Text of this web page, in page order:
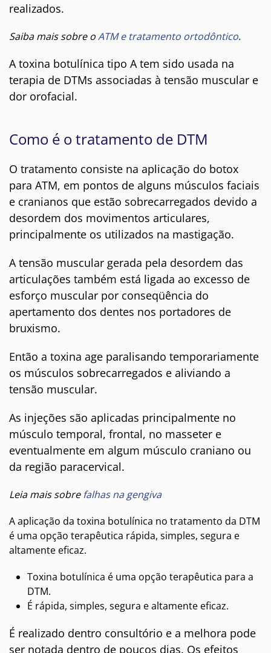
realizados.
Saiba mais sobre oATM e tratamento ortodôntico.
A toxina botulínica tipo A tem sido usada na
terapia de DTMs associadas à tensão muscular e
dor orofacial.
Como é o tratamento de DTM
O tratamento consiste na aplicação do botox
para ATM, em pontos de alguns músculos faciais
e cranianos que estão sobrecarregados devido a
desordem dos movimentos articulares,
principalmente os utilizados na mastigação.
A tensão muscular gerada pela desordem das
articulações também está ligada ao excesso de
esforço muscular por conseqüência do
apertamento dos dentes nos portadores de
bruxismo.
Então a toxina age paralisando temporariamente
os músculos sobrecarregados e aliviando a
tensão muscular.
As injeções são aplicadas principalmente no
músculo temporal, frontal, no masseter e
eventualmente em algum músculo craniano ou
da região paracervical.
Leia mais sobrefalhas na gengiva
A aplicação da toxina botulínica no tratamento da DTM
é uma opção terapêutica rápida, simples, segura e
altamente eficaz.
Toxina botulínica é uma opção terapêutica para a
DTM.
É rápida, simples, segura e altamente eficaz.
É realizado dentro consultório e a melhora pode
ser notada dentro de poucos dias. Os efeitos